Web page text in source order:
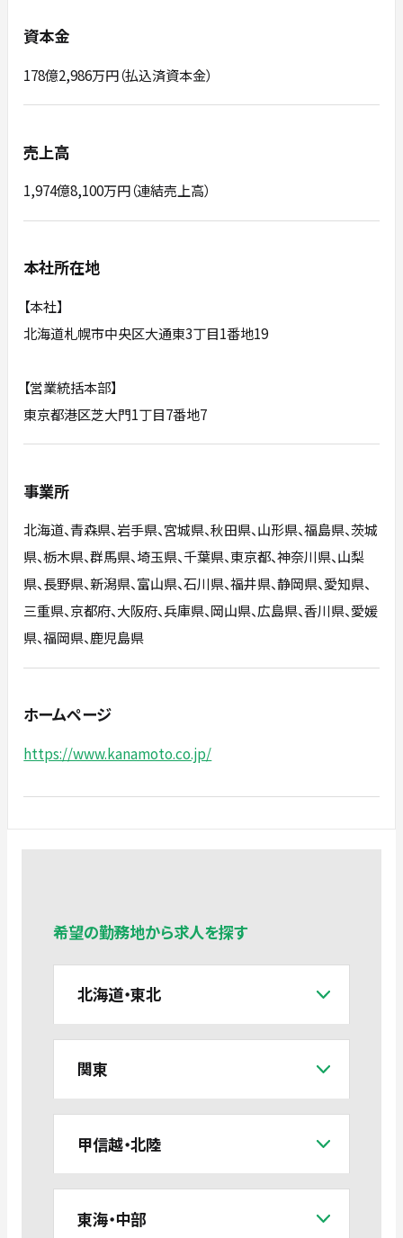
資本金
178億2,986万円（払込済資本金）
売上高
1,974億8,100万円（連結売上高）
本社所在地
【本社】
北海道札幌市中央区大通東3丁目1番地19
【営業統括本部】
東京都港区芝大門1丁目7番地7
事業所
北海道、青森県、岩手県、宮城県、秋田県、山形県、福島県、茨城
県、栃木県、群馬県、埼玉県、千葉県、東京都、神奈川県、山梨
県、長野県、新潟県、富山県、石川県、福井県、静岡県、愛知県、
三重県、京都府、大阪府、兵庫県、岡山県、広島県、香川県、愛媛
県、福岡県、鹿児島県
ホームページ
https://www.kanamoto.co.jp/
希望の勤務地から求人を探す
北海道・東北
関東
甲信越・北陸
東海・中部